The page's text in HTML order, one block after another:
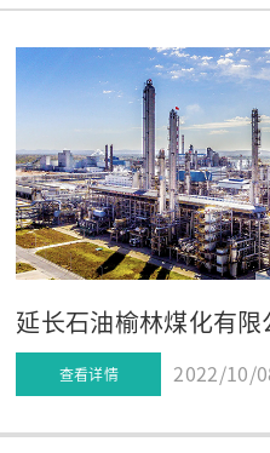
延长石油榆林煤化有限
查看详情 2022/10/